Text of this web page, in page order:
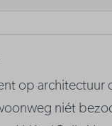
op architectuur
niét